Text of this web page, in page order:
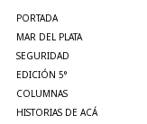
PORTADA
MAR DEL PLATA
SEGURIDAD
EDICIÓN 5°
COLUMNAS
HISTORIAS DE ACÁ